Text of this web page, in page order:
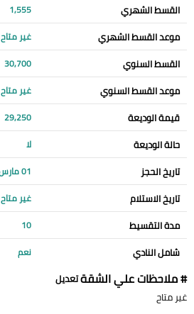
القسط الشهري 1,555
موعد القسط الشهري غير متاح
القسط السنوي 30,700
موعد القسط السنوي غير متاح
قيمة الوديعة 29,250
حالة الوديعة لا
تاريخ الحجز 01 مارس 2009
تاريخ الاستلام غير متاح
مدة التقسيط 10
شامل النادي نعم
# ملاحظات علي الشقةتعديل
غير متاح